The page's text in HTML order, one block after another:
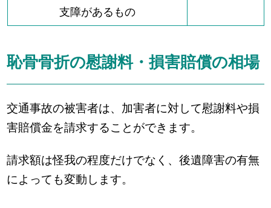
支障があるもの
恥骨骨折の慰謝料・損害賠償の相場
交通事故の被害者は、加害者に対して慰謝料や損
害賠償金を請求することができます。
請求額は怪我の程度だけでなく、後遺障害の有無
によっても変動します。